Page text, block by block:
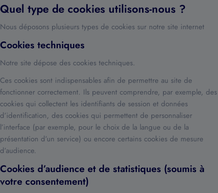
Quel type de cookies utilisons-nous ?
Nous déposons plusieurs types de cookies sur notre site internet
Cookies techniques
Notre site dépose des cookies techniques.
Ces cookies sont indispensables afin de permettre au site de
fonctionner correctement. Ils peuvent comprendre, par exemple, des
cookies qui collectent les identifiants de session et données
d’identification, des cookies qui permettent de personnaliser
l’interface (par exemple, pour le choix de la langue ou de la
présentation d’un service) ou encore certains cookies de mesure
d’audience.
Cookies d’audience et de statistiques (soumis à
votre consentement)